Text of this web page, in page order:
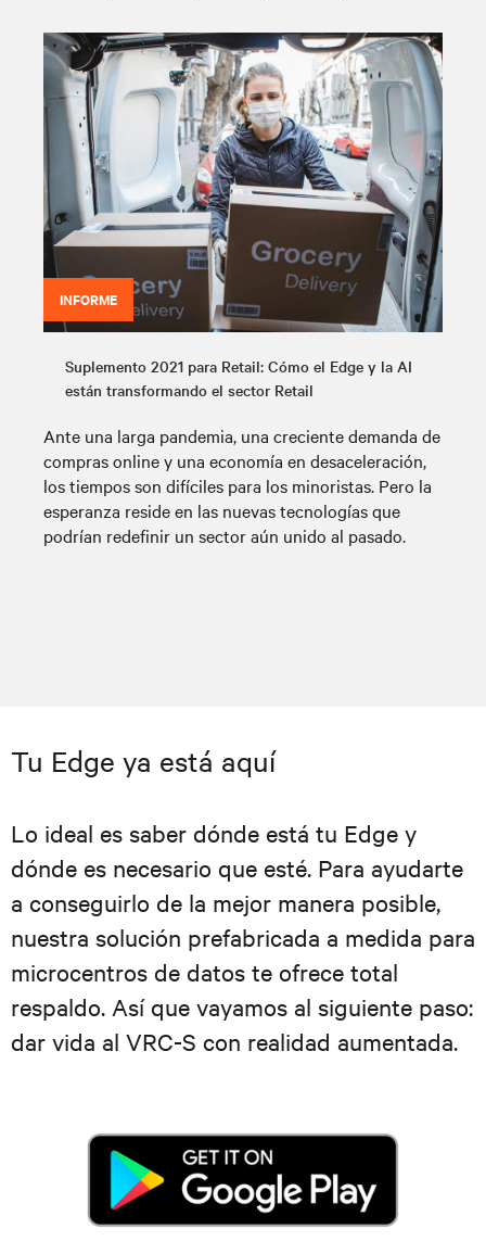
INFORME
Suplemento 2021 para Retail: Cómo el Edge y la AI
están transformando el sector Retail
Ante una larga pandemia, una creciente demanda de
compras online y una economía en desaceleración,
los tiempos son difíciles para los minoristas. Pero la
esperanza reside en las nuevas tecnologías que
podrían redefinir un sector aún unido al pasado.
Tu Edge ya está aquí
Lo ideal es saber dónde está tu Edge y
dónde es necesario que esté. Para ayudarte
a conseguirlo de la mejor manera posible,
nuestra solución prefabricada a medida para
microcentros de datos te ofrece total
respaldo. Así que vayamos al siguiente paso:
dar vida al VRC-S con realidad aumentada.